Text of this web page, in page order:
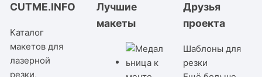
CUTME.INFO
Каталог
макетов для
лазерной
резки,
Лучшие
макеты
Друзья
проекта
Шаблоны для
резки